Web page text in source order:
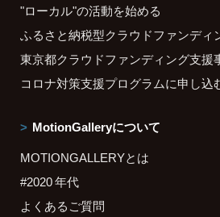
"ローカル"の活動を始める
ふるさと納税型クラウドファンディ
東京都クラウドファンディング支援
コロナ対策支援プログラムに申し込
MotionGalleryについて
MOTIONGALLERYとは
#2020 年代
よくあるご質問